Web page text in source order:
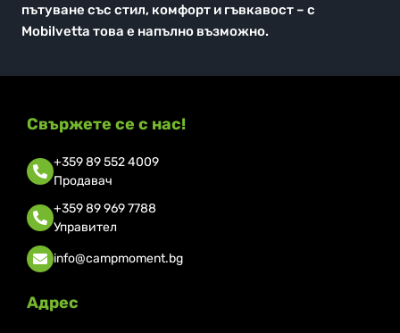
пътуване със стил, комфорт и гъвкавост – с
Mobilvetta това е напълно възможно.
Свържете се с нас!
+359 89 552 4009
Продавач
+359 89 969 7788
Управител
info@campmoment.bg
Адрес